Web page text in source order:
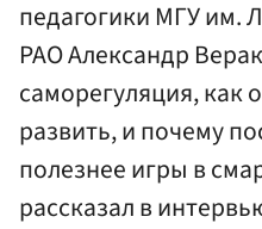
педагогики МГУ им.
РАО Александр
саморегуляция, как
развить, и почему
полезнее игры в
рассказал в